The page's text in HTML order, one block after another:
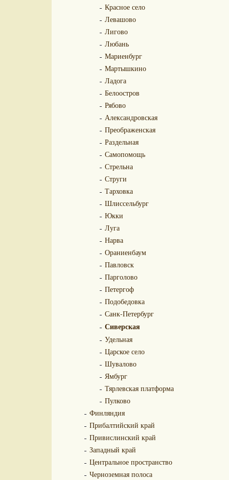
Красное село
Левашово
Лигово
Любань
Мариенбург
Мартышкино
Ладога
Белоостров
Рябово
Александровская
Преображенская
Раздельная
Самопомощь
Стрельна
Струги
Тарховка
Шлиссельбург
Юкки
Луга
Нарва
Ораниенбаум
Павловск
Парголово
Петергоф
Подобедовка
Санк-Петербург
Сиверская
Удельная
Царское село
Шувалово
Ямбург
Тярлевская платформа
Пулково
Финляндия
Прибалтийский край
Привислинский край
Западный край
Центральное пространство
Черноземная полоса